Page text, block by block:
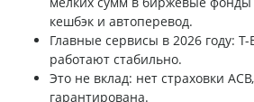
кешбэк и автоперевод.
Главные сервисы в 2026 году:
работают стабильно.
Это не вклад: нет страховки
гарантирована.